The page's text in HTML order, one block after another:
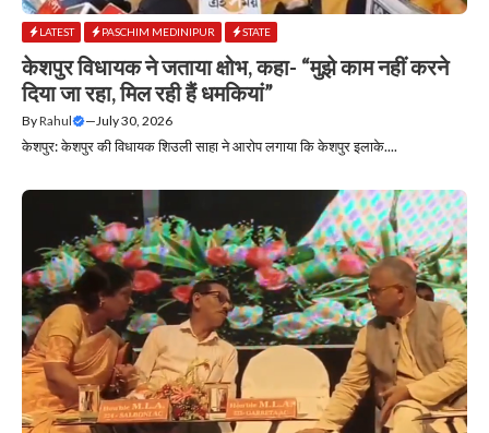
LATEST PASCHIM MEDINIPUR STATE
केशपुर विधायक ने जताया क्षोभ, कहा- “मुझे काम नहीं करने
दिया जा रहा, मिल रही हैं धमकियां”
ByRahul —July 30, 2026
केशपुर: केशपुर की विधायक शिउली साहा ने आरोप लगाया कि केशपुर इलाके....